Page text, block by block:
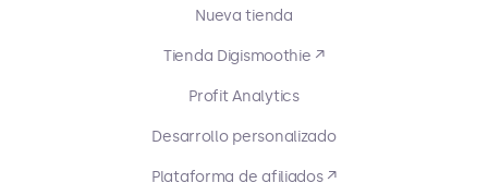
Nueva tienda
Tienda Digismoothie ↗
Profit Analytics
Desarrollo personalizado
Plataforma de afiliados ↗